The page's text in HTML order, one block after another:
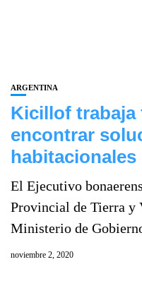
ARGENTINA
Kicillof trabaja
encontrar
habitacionales
El Ejecutivo
Provincial de Tierra y
Ministerio de
noviembre 2, 2020